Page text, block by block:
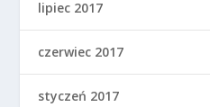
lipiec 2017
czerwiec 2017
styczeń 2017